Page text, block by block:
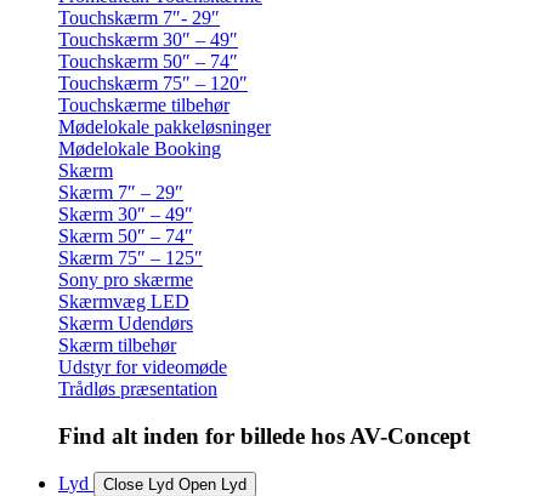
Touchskærm 7″- 29″
Touchskærm 30″ – 49″
Touchskærm 50″ – 74″
Touchskærm 75″ – 120″
Touchskærme tilbehør
Mødelokale pakkeløsninger
Mødelokale Booking
Skærm
Skærm 7″ – 29″
Skærm 30″ – 49″
Skærm 50″ – 74″
Skærm 75″ – 125″
Sony pro skærme
Skærmvæg LED
Skærm Udendørs
Skærm tilbehør
Udstyr for videomøde
Trådløs præsentation
Find alt inden for billede hos AV-Concept
Lyd Close Lyd Open Lyd